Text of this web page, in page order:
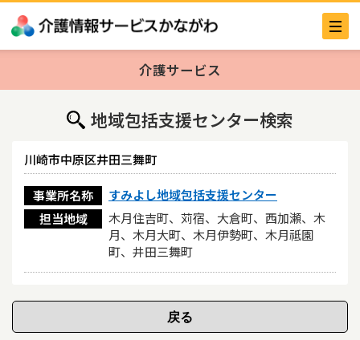
介護サービス
地域包括支援センター検索
川崎市中原区井田三舞町
事業所名称
すみよし地域包括支援センター
担当地域
木月住吉町、苅宿、大倉町、西加瀬、木
月、木月大町、木月伊勢町、木月祗園
町、井田三舞町